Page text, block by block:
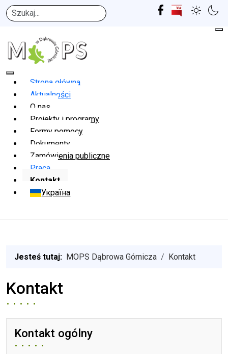
Szukaj
Strona główna
Aktualności
O nas
Projekty i programy
Formy pomocy
Dokumenty
Zamówienia publiczne
Praca
Kontakt
Україна
Jesteś tutaj: MOPS Dąbrowa Górnicza Kontakt
Kontakt
Kontakt ogólny